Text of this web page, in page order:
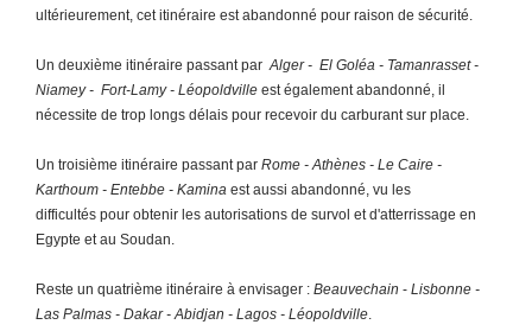
ultérieurement, cet itinéraire est abandonné pour raison de sécurité.
Un deuxième itinéraire passant par Alger - El Goléa - Tamanrasset -
Niamey - Fort-Lamy - Léopoldville est également abandonné, il
nécessite de trop longs délais pour recevoir du carburant sur place.
Un troisième itinéraire passant par Rome - Athènes - Le Caire -
Karthoum - Entebbe - Kamina est aussi abandonné, vu les
difficultés pour obtenir les autorisations de survol et d'atterrissage en
Egypte et au Soudan.
Reste un quatrième itinéraire à envisager : Beauvechain - Lisbonne -
Las Palmas - Dakar - Abidjan - Lagos - Léopoldville.